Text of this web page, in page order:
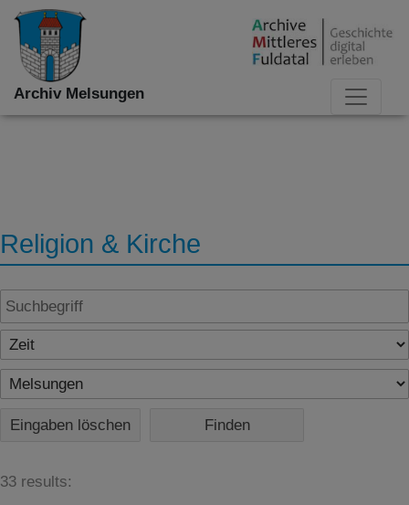
Archiv Melsungen
Religion & Kirche
Eingaben löschen
33 results: